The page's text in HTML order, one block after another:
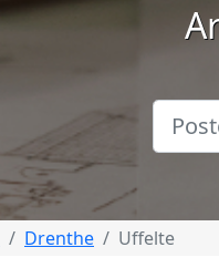
Drenthe Uffelte